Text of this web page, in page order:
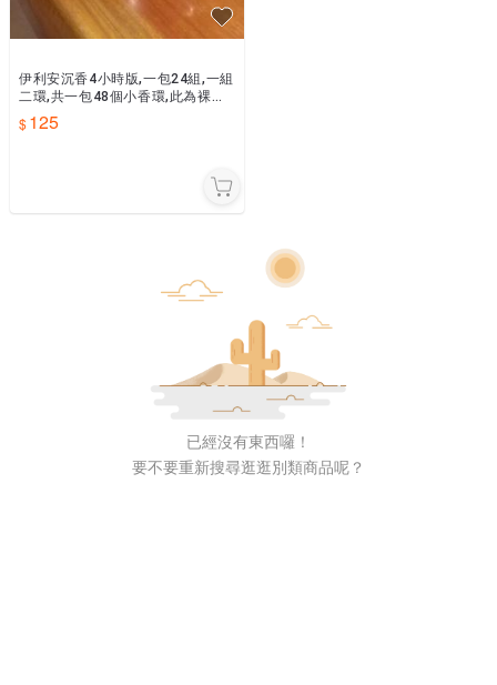
伊利安沉香4小時版,一包24組,一組
二環,共一包48個小香環,此為裸袋
125
已經沒有東西囉！
要不要重新搜尋逛逛別類商品呢？